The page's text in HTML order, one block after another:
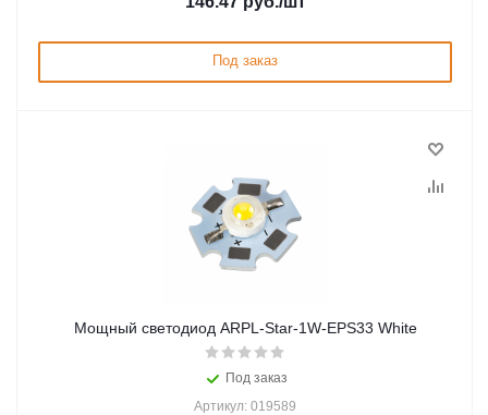
Под заказ
Мощный светодиод ARPL-Star-1W-EPS33 White
Под заказ
Артикул: 019589